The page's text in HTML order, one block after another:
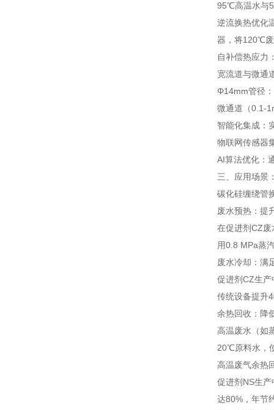
95℃高温水与
逆流换热优化
器，将120℃
自补偿热应力
宽流道与微通
Φ14mm管径
微通道（0.1-
智能化集成：
物联网传感器
AI算法优化：
三、应用场景
碳化硅缠绕管
废水预热：提
在促进剂CZ
用0.8 MPa蒸
废水冷却：满
促进剂CZ生
传统设备提升
余热回收：降
高温废水（如
20℃原料水，
高温废气余热
促进剂NS生
达80%，年节